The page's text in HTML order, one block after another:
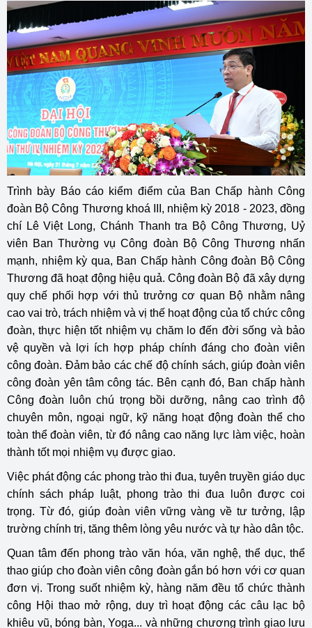
Trình bày Báo cáo kiểm điểm của Ban Chấp hành Công
đoàn Bộ Công Thương khoá III, nhiệm kỳ 2018 - 2023, đồng
chí Lê Việt Long, Chánh Thanh tra Bộ Công Thương, Uỷ
viên Ban Thường vụ Công đoàn Bộ Công Thương nhấn
mạnh, nhiệm kỳ qua, Ban Chấp hành Công đoàn Bộ Công
Thương đã hoạt động hiệu quả. Công đoàn Bộ đã xây dựng
quy chế phối hợp với thủ trưởng cơ quan Bộ nhằm nâng
cao vai trò, trách nhiệm và vị thế hoạt động của tổ chức công
đoàn, thực hiện tốt nhiệm vụ chăm lo đến đời sống và bảo
vệ quyền và lợi ích hợp pháp chính đáng cho đoàn viên
công đoàn. Đảm bảo các chế độ chính sách, giúp đoàn viên
công đoàn yên tâm công tác. Bên cạnh đó, Ban chấp hành
Công đoàn luôn chú trọng bồi dưỡng, nâng cao trình độ
chuyên môn, ngoại ngữ, kỹ năng hoạt động đoàn thể cho
toàn thể đoàn viên, từ đó nâng cao năng lực làm việc, hoàn
thành tốt mọi nhiệm vụ được giao.
Việc phát động các phong trào thi đua, tuyên truyền giáo dục
chính sách pháp luật, phong trào thi đua luôn được coi
trọng. Từ đó, giúp đoàn viên vững vàng về tư tưởng, lập
trường chính trị, tăng thêm lòng yêu nước và tự hào dân tộc.
Quan tâm đến phong trào văn hóa, văn nghệ, thể dục, thể
thao giúp cho đoàn viên công đoàn gắn bó hơn với cơ quan
đơn vị. Trong suốt nhiệm kỳ, hàng năm đều tổ chức thành
công Hội thao mở rộng, duy trì hoạt động các câu lạc bộ
khiêu vũ, bóng bàn, Yoga... và những chương trình giao lưu